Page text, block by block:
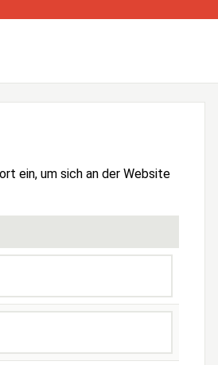
ein, um sich an der Website